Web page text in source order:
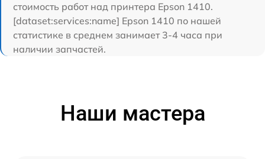
стоимость работ над принтера Epson 1410.
[dataset:services:name] Epson 1410 по нашей
статистике в среднем занимает 3-4 часа при
наличии запчастей.
Наши мастера